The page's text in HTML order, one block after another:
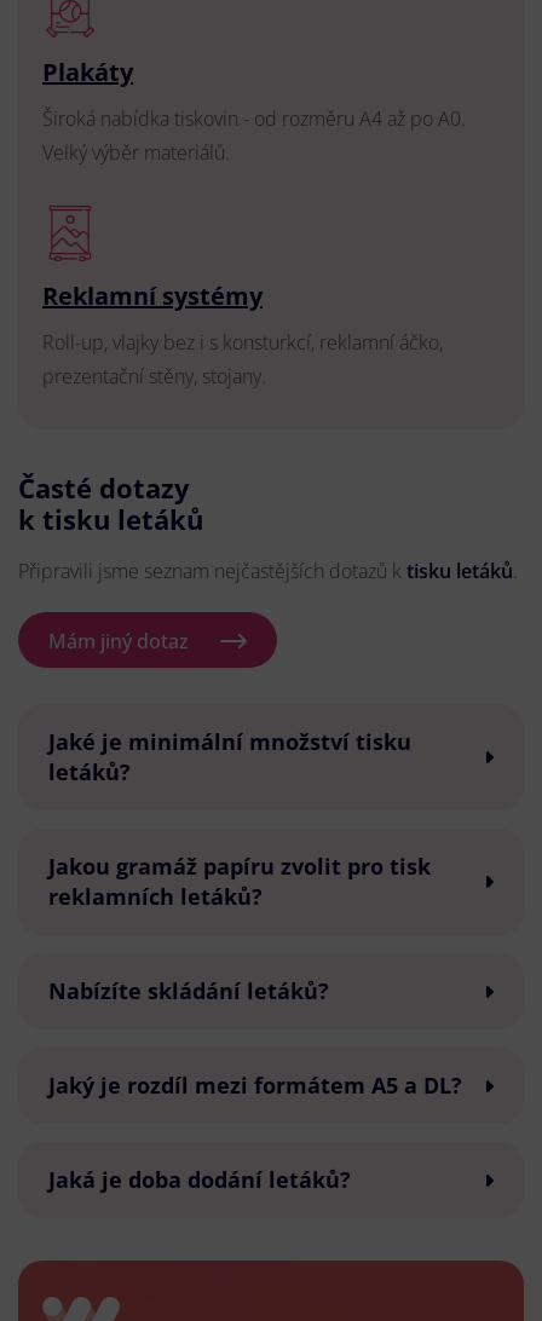
Plakáty
Široká nabídka tiskovin - od rozměru A4 až po A0.
Velký výběr materiálů.
Reklamní systémy
Roll-up, vlajky bez i s konsturkcí, reklamní áčko,
prezentační stěny, stojany.
Časté dotazy
k tisku letáků
Připravili jsme seznam nejčastějších dotazů k tisku letáků.
Mám jiný dotaz
Jaké je minimální množství tisku
letáků?
Jakou gramáž papíru zvolit pro tisk
reklamních letáků?
Nabízíte skládání letáků?
Jaký je rozdíl mezi formátem A5 a DL?
Jaká je doba dodání letáků?